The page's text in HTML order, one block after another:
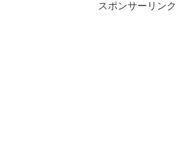
スポンサーリンク